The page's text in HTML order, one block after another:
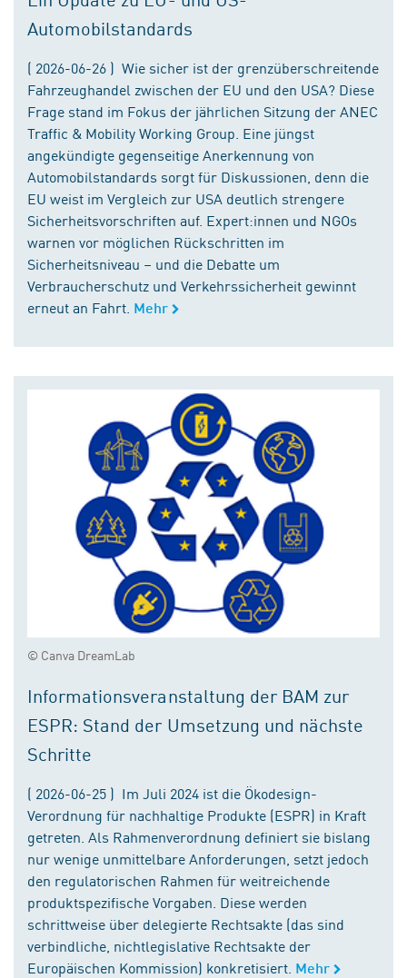
Automobilstandards
( 2026-06-26 ) Wie sicher ist der grenzüberschreitende
Fahrzeughandel zwischen der EU und den USA? Diese
Frage stand im Fokus der jährlichen Sitzung der ANEC
Traffic & Mobility Working Group. Eine jüngst
angekündigte gegenseitige Anerkennung von
Automobilstandards sorgt für Diskussionen, denn die
EU weist im Vergleich zur USA deutlich strengere
Sicherheitsvorschriften auf. Expert:innen und NGOs
warnen vor möglichen Rückschritten im
Sicherheitsniveau – und die Debatte um
Verbraucherschutz und Verkehrssicherheit gewinnt
erneut an Fahrt. Mehr
© Canva DreamLab
Informationsveranstaltung der BAM zur
ESPR: Stand der Umsetzung und nächste
Schritte
( 2026-06-25 ) Im Juli 2024 ist die Ökodesign-
Verordnung für nachhaltige Produkte (ESPR) in Kraft
getreten. Als Rahmenverordnung definiert sie bislang
nur wenige unmittelbare Anforderungen, setzt jedoch
den regulatorischen Rahmen für weitreichende
produktspezifische Vorgaben. Diese werden
schrittweise über delegierte Rechtsakte (das sind
verbindliche, nichtlegislative Rechtsakte der
Europäischen Kommission) konkretisiert. Mehr